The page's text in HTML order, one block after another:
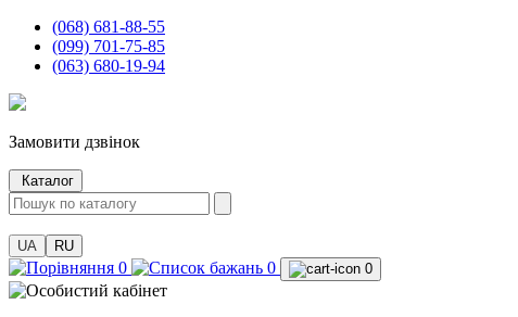
(068) 681-88-55
(099) 701-75-85
(063) 680-19-94
Замовити дзвінок
Каталог
UA RU
0 0 0